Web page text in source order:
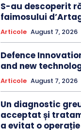
S-au descoperit
faimosului
Articole August 7, 2026
Defence
and new
Articole August 7, 2026
Un diagnostic
acceptat și
a evitat o